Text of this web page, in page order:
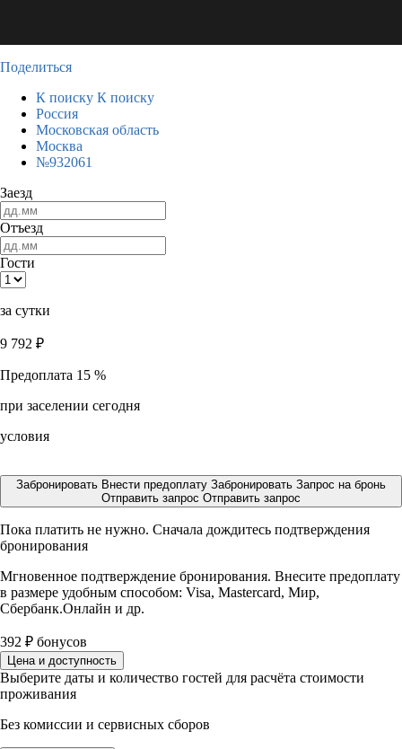
Поделиться
К поиску К поиску
Россия
Московская область
Москва
№932061
Заезд
Отъезд
Гости
за сутки
9 792 ₽
Предоплата 15 %
при заселении сегодня
условия
Забронировать Внести предоплату Забронировать Запрос на бронь
Отправить запрос Отправить запрос
Пока платить не нужно. Сначала дождитесь подтверждения
бронирования
Мгновенное подтверждение бронирования. Внесите предоплату
в размере удобным способом: Visa, Mastercard, Мир,
Сбербанк.Онлайн и др.
392 ₽ бонусов
Цена и доступность
Выберите даты и количество гостей для расчёта стоимости
проживания
Без комиссии и сервисных сборов